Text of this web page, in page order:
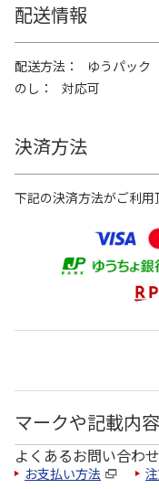
配送情報
配送方法
ゆうパック
のし
対応可
決済方法
下記の決済方法がご利用
マークや記載内
よくあるお問い合わせ
お支払い方法